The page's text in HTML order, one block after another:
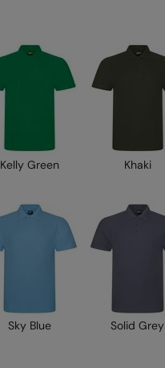
Kelly Green Khaki
Sky Blue Solid Grey